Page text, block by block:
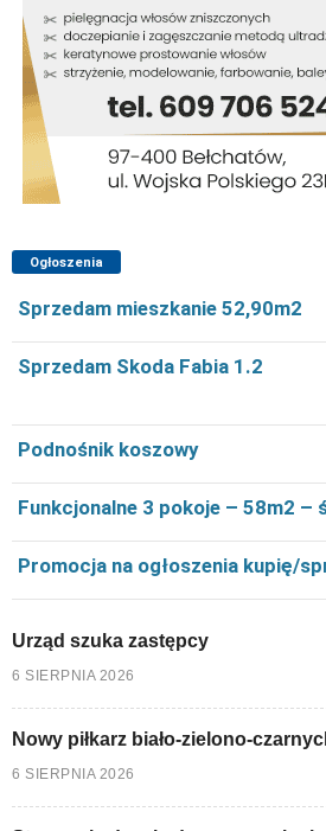
Ogłoszenia
Sprzedam mieszkanie 52,90m2
Sprzedam Skoda Fabia 1.2
Podnośnik koszowy
Funkcjonalne 3 pokoje – 58m2 –
Promocja na ogłoszenia kupię/
Urząd szuka zastępcy
6 SIERPNIA 2026
Nowy piłkarz biało-zielono-
6 SIERPNIA 2026